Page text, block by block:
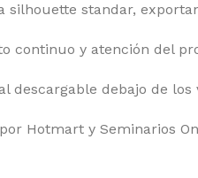
silhouette standar,
continuo y atención del
descargable debajo de los
Hotmart y Seminarios